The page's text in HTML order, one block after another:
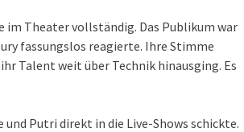
im Theater vollständig. Das Publikum war
fassungslos reagierte. Ihre Stimme
Talent weit über Technik hinausging. Es
Putri direkt in die Live-Shows schickte.